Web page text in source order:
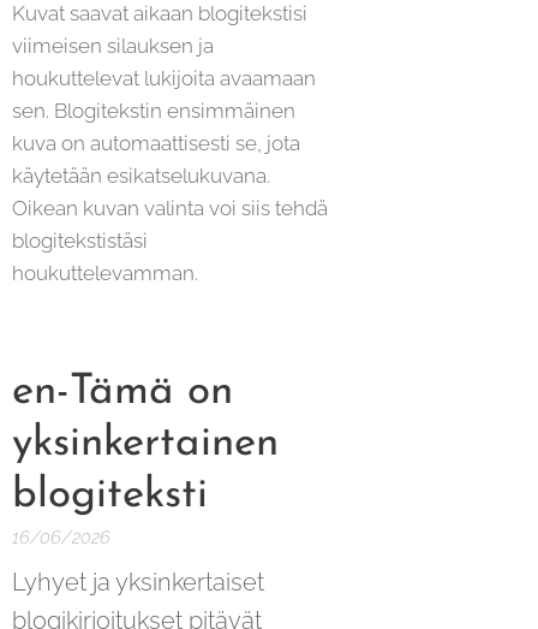
Kuvat saavat aikaan blogitekstisi
viimeisen silauksen ja
houkuttelevat lukijoita avaamaan
sen. Blogitekstin ensimmäinen
kuva on automaattisesti se, jota
käytetään esikatselukuvana.
Oikean kuvan valinta voi siis tehdä
blogitekstistäsi
houkuttelevamman.
en-Tämä on
yksinkertainen
blogiteksti
16/06/2026
Lyhyet ja yksinkertaiset
blogikirjoitukset pitävät